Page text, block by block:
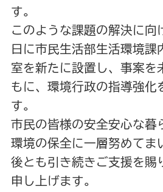
す。
このような課題の解決に向
日に市民生活部生活環境課
室を新たに設置し、事案を
もに、環境行政の指導強化
す。
市民の皆様の安全安心な暮
環境の保全に一層努めてま
後とも引き続きご支援を賜
申し上げます。